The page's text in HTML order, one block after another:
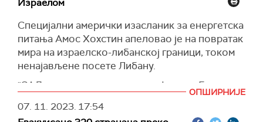
Појаса Газе.
(Ројтерс, Гардијан)
контакта је са својим сарадницима", поново
обећаваши да ће га елиминисати.
Галант је Појас Газе назвао "највећом
терористичком базом коју је човечанство
изградило", одбацивши "хуманитарну" паузу у
борбама пре него што Хамас не ослободи
више од 240 заробљеника.
(Ројтерс, Тајмс оф Израел)
Израелом
Специјални амерички изасланик за енергетска
питања Амос Хохстин апеловао је на повратак
мира на израелско-либанској граници, током
ненајављене посете Либану.
"САД не желе да виде да конфликт у Гази
ескалира и прошири се у Либан", рекао је
Хохстин.
ОПШИРНИЈЕ
07. 11. 2023. 17:54